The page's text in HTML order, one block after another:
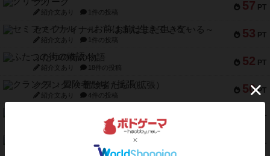
57 PT
クリーグ
紹介文あり 1件の投稿
53 PT
セミファイナル ～お前はまだ生きている～
紹介文あり 1件の投稿
52 PT
ふたつの街の物語
紹介文あり 18件の投稿
50 PT
クランク! ：冒険者たち（拡張）
紹介文あり 4件の投稿
PT
1件の投稿
PT
スターマイン・ラミー ポケット
2件の投稿